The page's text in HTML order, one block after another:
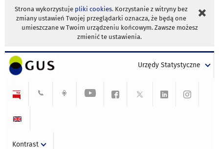
Strona wykorzystuje pliki cookies. Korzystanie z witryny bez
zmiany ustawień Twojej przeglądarki oznacza, że będą one
umieszczane w Twoim urządzeniu końcowym. Zawsze możesz
zmienić te ustawienia.
Urzędy Statystyczne
Kontrast